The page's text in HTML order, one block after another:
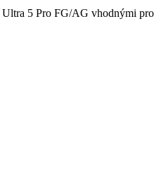
5 Pro FG/AG vhodnými